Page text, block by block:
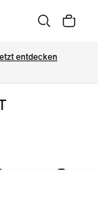
entdecken